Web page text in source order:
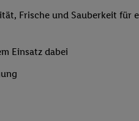
Frische und Sauberkeit für
Einsatz dabei